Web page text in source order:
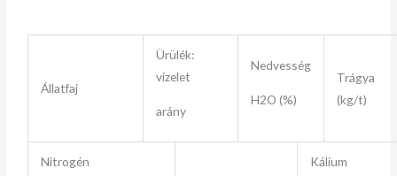
Állatfaj
Ürülék:
vizelet
arány
Nedvesség
H2O (%)
Trágya
(kg/t)
Nitrogén Kálium